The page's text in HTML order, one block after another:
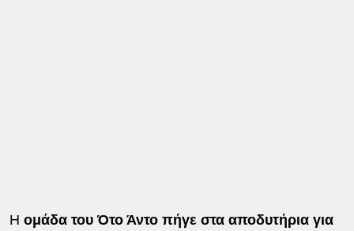
Η ομάδα του Ότο Άντο πήγε στα αποδυτήρια για